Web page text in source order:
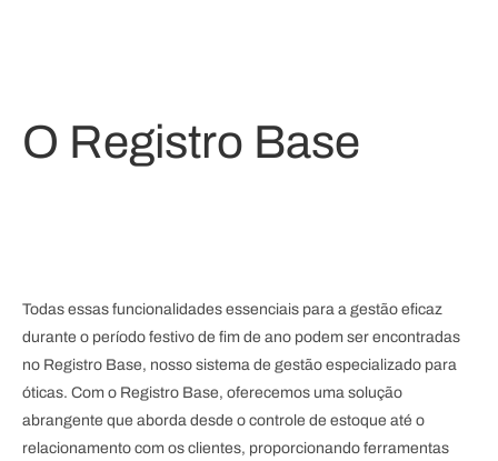
O Registro Base
Todas essas funcionalidades essenciais para a gestão eficaz
durante o período festivo de fim de ano podem ser encontradas
no Registro Base, nosso sistema de gestão especializado para
óticas. Com o Registro Base, oferecemos uma solução
abrangente que aborda desde o controle de estoque até o
relacionamento com os clientes, proporcionando ferramentas